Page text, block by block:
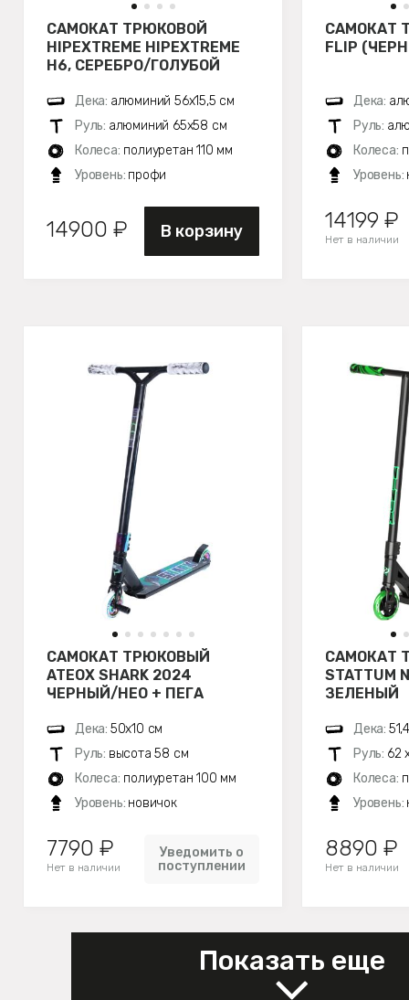
САМОКАТ ТРЮКОВОЙ
HIPEXTREME HIPEXTREME
H6, СЕРЕБРО/ГОЛУБОЙ
Дека: алюминий 56х15,5 см
Руль: алюминий 65x58 см
Колеса: полиуретан 110 мм
Уровень: профи
14900 ₽ В корзину
САМОКАТ
FLIP
Дека:
Руль:
Колеса:
Уровень:
14199 ₽
Нет в наличии
САМОКАТ ТРЮКОВЫЙ
ATEOX SHARK 2024
ЧЕРНЫЙ/НЕО + ПЕГА
Дека: 50х10 см
Руль: высота 58 см
Колеса: полиуретан 100 мм
Уровень: новичок
7790 ₽
Нет в наличии
Уведомить о
поступлении
САМОКАТ
STATTUM
ЗЕЛЕНЫЙ
Дека:
Руль: 62
Колеса:
Уровень:
8890 ₽
Нет в наличии
Показать еще